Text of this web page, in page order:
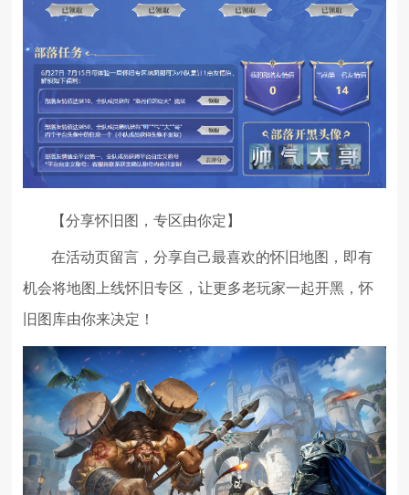
【分享怀旧图，专区由你定】
在活动页留言，分享自己最喜欢的怀旧地图，即有
机会将地图上线怀旧专区，让更多老玩家一起开黑，怀
旧图库由你来决定！